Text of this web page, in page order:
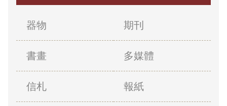
意見信箱
器物 期刊
書畫 多媒體
信札 報紙